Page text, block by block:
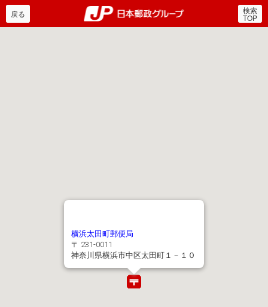
郵便局・日本郵政グルー
戻る 検索
TOP
横浜太田町郵便局
〒 231-0011
神奈川県横浜市中区太田町１－１０